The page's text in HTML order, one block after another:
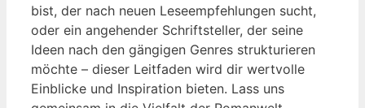
bist, der nach neuen Leseempfehlungen sucht,
oder ein angehender Schriftsteller, der seine
Ideen nach den gängigen Genres strukturieren
möchte – dieser Leitfaden wird dir wertvolle
Einblicke und Inspiration bieten. Lass uns